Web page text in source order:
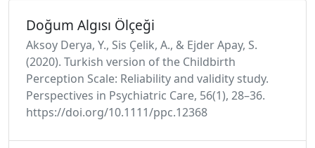
Doğum Algısı Ölçeği
Aksoy Derya, Y., Sis Çelik, A., & Ejder Apay, S.
(2020). Turkish version of the Childbirth
Perception Scale: Reliability and validity study.
Perspectives in Psychiatric Care, 56(1), 28–36.
https://doi.org/10.1111/ppc.12368